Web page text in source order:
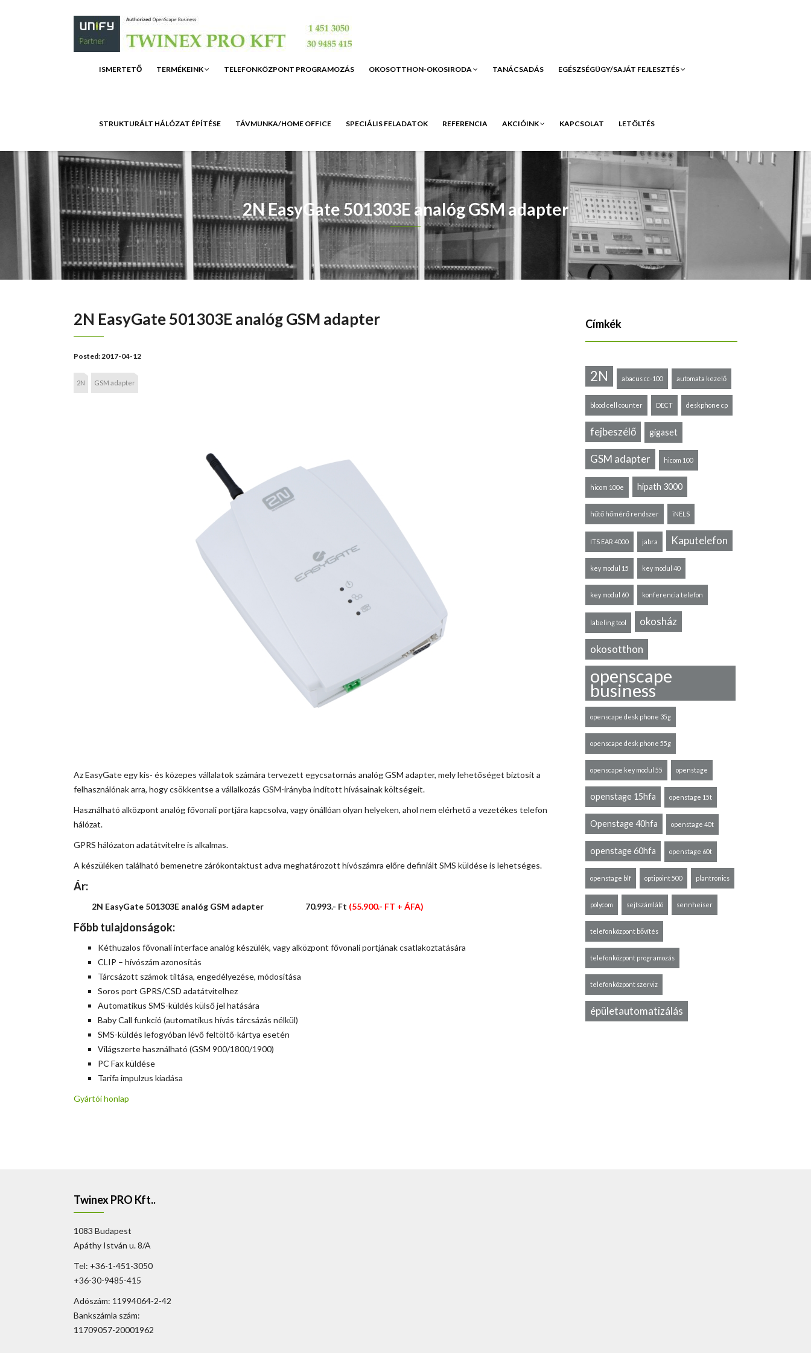
ISMERTETŐ TERMÉKEINK TELEFONKÖZPONT PROGRAMOZÁS OKOSOTTHON-OKOSIRODA TANÁCSADÁS EGÉSZSÉGÜGY/SAJÁT FEJLESZTÉS
STRUKTURÁLT HÁLÓZAT ÉPÍTÉSE TÁVMUNKA/HOME OFFICE SPECIÁLIS FELADATOK REFERENCIA AKCIÓINK KAPCSOLAT LETÖLTÉS
2N EasyGate 501303E analóg GSM adapter
2N EasyGate 501303E analóg GSM adapter
Posted:2017-04-12
2N GSM adapter
Az EasyGate egy kis- és közepes vállalatok számára tervezett egycsatornás analóg GSM adapter, mely lehetőséget biztosít a
felhasználónak arra, hogy csökkentse a vállalkozás GSM-irányba indított hívásainak költségeit.
Használható alközpont analóg fővonali portjára kapcsolva, vagy önállóan olyan helyeken, ahol nem elérhető a vezetékes telefon
hálózat.
GPRS hálózaton adatátvitelre is alkalmas.
A készüléken található bemenetre zárókontaktust adva meghatározott hívószámra előre definiált SMS küldése is lehetséges.
Ár:
2N EasyGate 501303E analóg GSM adapter 70.993.- Ft (55.900.- FT + ÁFA)
Főbb tulajdonságok:
Kéthuzalos fővonali interface analóg készülék, vagy alközpont fővonali portjának csatlakoztatására
CLIP – hívószám azonosítás
Tárcsázott számok tiltása, engedélyezése, módosítása
Soros port GPRS/CSD adatátvitelhez
Automatikus SMS-küldés külső jel hatására
Baby Call funkció (automatikus hívás tárcsázás nélkül)
SMS-küldés lefogyóban lévő feltöltő-kártya esetén
Világszerte használható (GSM 900/1800/1900)
PC Fax küldése
Tarifa impulzus kiadása
Gyártói honlap
Címkék
2N abacus cc-100 automata kezelő
blood cell counter DECT deskphone cp
fejbeszélő gigaset
GSM adapter hicom 100
hicom 100e hipath 3000
hűtő hőmérő rendszer iNELS
ITS EAR 4000 jabra Kaputelefon
key modul 15 key modul 40
key modul 60 konferencia telefon
labeling tool okosház
okosotthon
openscape
business
openscape desk phone 35g
openscape desk phone 55g
openscape key modul 55 openstage
openstage 15hfa openstage 15t
Openstage 40hfa openstage 40t
openstage 60hfa openstage 60t
openstage blf optipoint 500 plantronics
polycom sejtszámláló sennheiser
telefonközpont bővítés
telefonközpont programozás
telefonközpont szerviz
épületautomatizálás
Twinex PRO Kft..
1083 Budapest
Apáthy István u. 8/A
Tel: +36-1-451-3050
+36-30-9485-415
Adószám: 11994064-2-42
Bankszámla szám:
11709057-20001962